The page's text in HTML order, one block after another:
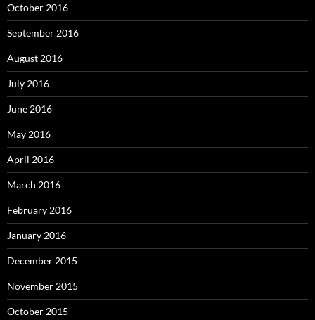
October 2016
September 2016
August 2016
July 2016
June 2016
May 2016
April 2016
March 2016
February 2016
January 2016
December 2015
November 2015
October 2015